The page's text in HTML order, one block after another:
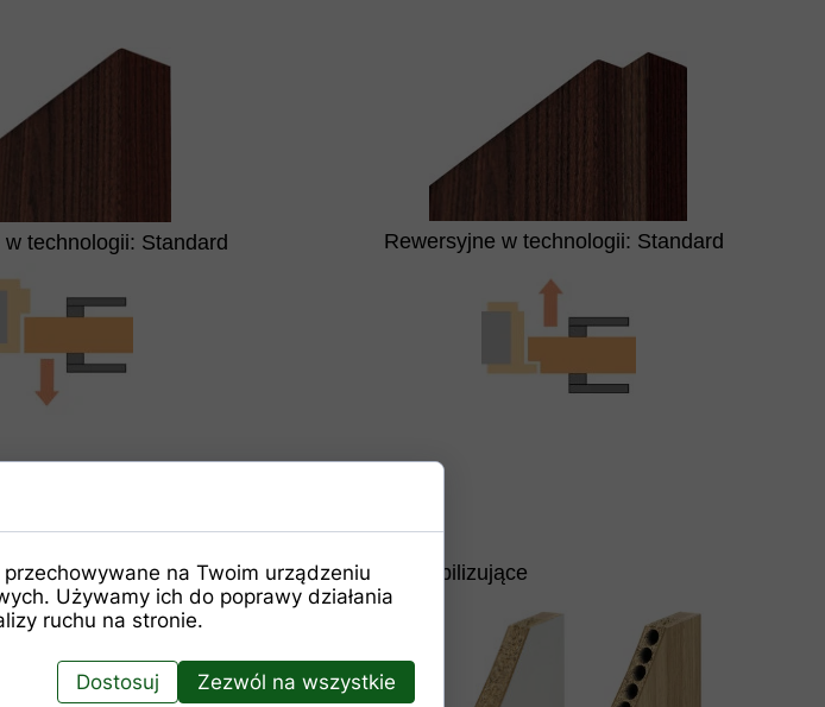
Wypełnienie stabilizujące
Rewersyjne w technologii: Standard
technologii: Standard
na Twoim urządzeniu
Używamy ich do poprawy działania
ruchu na stronie.
Dostosuj Zezwól na wszystkie